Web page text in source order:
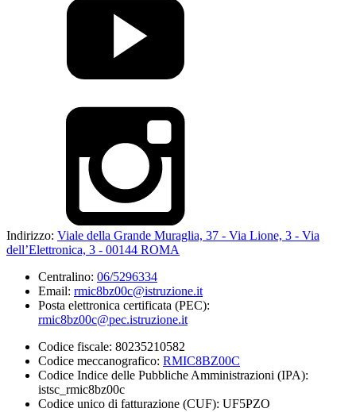
Indirizzo: Viale della Grande Muraglia, 37 - Via Lione, 3 - Via
dell’Elettronica, 3 - 00144 ROMA
Centralino: 06/5296334
Email: rmic8bz00c@istruzione.it
Posta elettronica certificata (PEC):
rmic8bz00c@pec.istruzione.it
Codice fiscale: 80235210582
Codice meccanografico: RMIC8BZ00C
Codice Indice delle Pubbliche Amministrazioni (IPA):
istsc_rmic8bz00c
Codice unico di fatturazione (CUF): UF5PZO